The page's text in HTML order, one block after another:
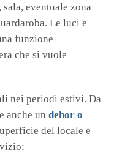
eventuale zona
Le luci e
funzione
che si vuole
nei periodi estivi. Da
anche un dehor o
del locale e